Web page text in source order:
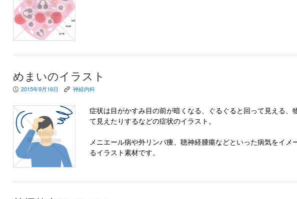
めまいのイラスト
P 2015年9月16日 K 神経内科
症状は目がかすみ目の前が暗くなる、ぐるぐると回って見える、
て見えたりするなどの症状のイラスト。
メニエール病や外リンパ痩、聴神経腫瘍などといった病気をイメ
るイラスト素材です。